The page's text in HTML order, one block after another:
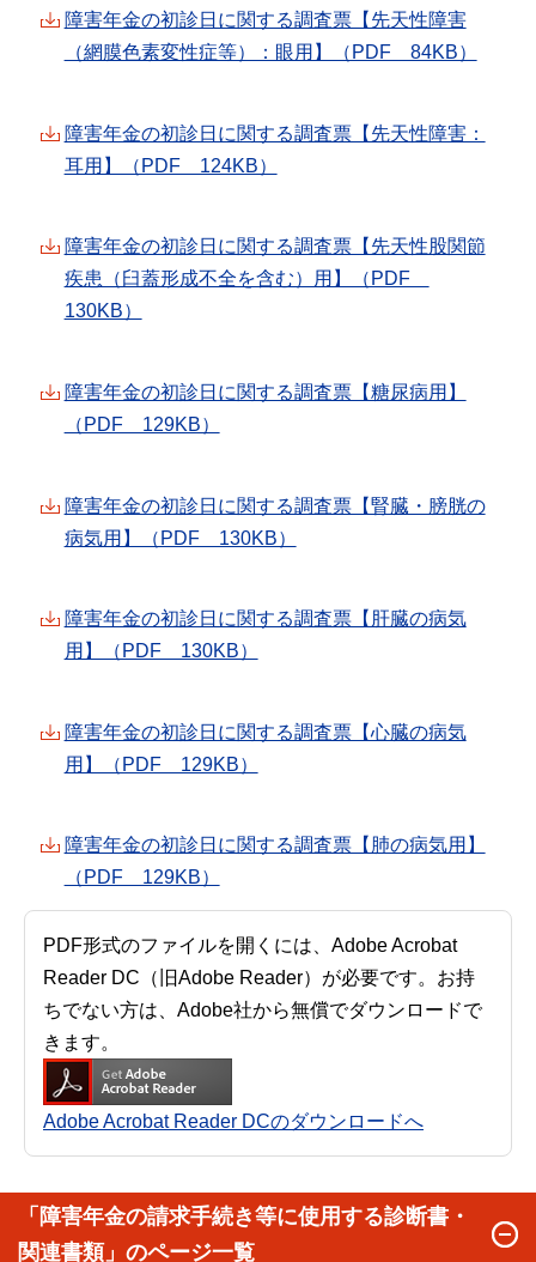
障害年金の初診日に関する調査票【先天性障害
（網膜色素変性症等）：眼用】（PDF 84KB）
障害年金の初診日に関する調査票【先天性障害：
耳用】（PDF 124KB）
障害年金の初診日に関する調査票【先天性股関節
疾患（臼蓋形成不全を含む）用】（PDF
130KB）
障害年金の初診日に関する調査票【糖尿病用】
（PDF 129KB）
障害年金の初診日に関する調査票【腎臓・膀胱の
病気用】（PDF 130KB）
障害年金の初診日に関する調査票【肝臓の病気
用】（PDF 130KB）
障害年金の初診日に関する調査票【心臓の病気
用】（PDF 129KB）
障害年金の初診日に関する調査票【肺の病気用】
（PDF 129KB）
PDF形式のファイルを開くには、Adobe Acrobat
Reader DC（旧Adobe Reader）が必要です。お持
ちでない方は、Adobe社から無償でダウンロードで
きます。
Adobe Acrobat Reader DCのダウンロードへ
「障害年金の請求手続き等に使用する診断書・
関連書類」のページ一覧